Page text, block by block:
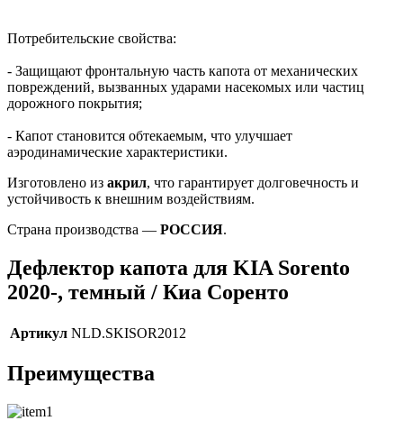
Потребительские свойства:
- Защищают фронтальную часть капота от механических
повреждений, вызванных ударами насекомых или частиц
дорожного покрытия;
- Капот становится обтекаемым, что улучшает
аэродинамические характеристики.
Изготовлено из акрил, что гарантирует долговечность и
устойчивость к внешним воздействиям.
Страна производства — РОССИЯ.
Дефлектор капота для KIA Sorento
2020-, темный / Киа Соренто
Артикул NLD.SKISOR2012
Преимущества